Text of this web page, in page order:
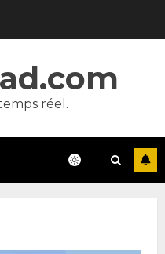
réel.